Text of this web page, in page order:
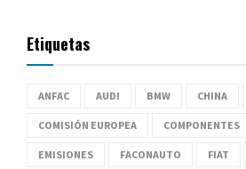
Etiquetas
ANFAC AUDI BMW CHINA
COMISIÓN EUROPEA COMPONENTES
EMISIONES FACONAUTO FIAT